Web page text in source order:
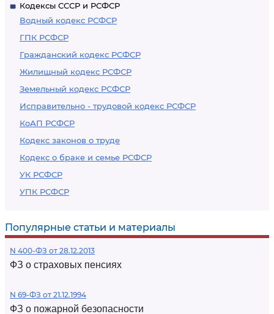
Кодексы СССР и РСФСР
Водный кодекс РСФСР
ГПК РСФСР
Гражданский кодекс РСФСР
Жилищный кодекс РСФСР
Земельный кодекс РСФСР
Исправительно - трудовой кодекс РСФСР
КоАП РСФСР
Кодекс законов о труде
Кодекс о браке и семье РСФСР
УК РСФСР
УПК РСФСР
Популярные статьи и материалы
N 400-ФЗ от 28.12.2013
ФЗ о страховых пенсиях
N 69-ФЗ от 21.12.1994
ФЗ о пожарной безопасности